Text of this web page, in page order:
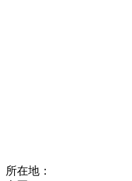
所在地：